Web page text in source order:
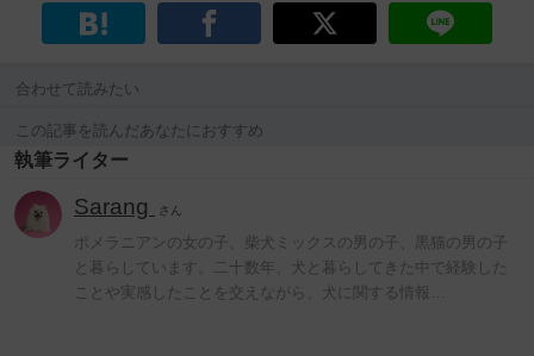
合わせて読みたい
この記事を読んだあなたにおすすめ
執筆ライター
Sarang さん
ポメラニアンの女の子、柴犬ミックスの男の子、黒猫の男の子
と暮らしています。二十数年、犬と暮らしてきた中で経験した
ことや実感したことを交えながら、犬に関する情報…